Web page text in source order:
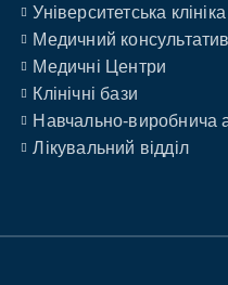
Університетська клініка
Медичний
Медичні Центри
Клінічні бази
Навчально-виробнича
Лікувальний відділ